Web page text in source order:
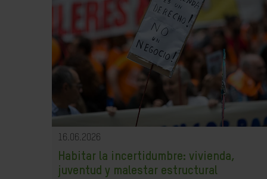
16.06.2026
Habitar la incertidumbre: vivienda,
juventud y malestar estructural